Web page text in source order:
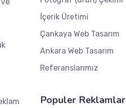
İçerik Üretimi
Çankaya Web Tasarım
Ankara Web Tasarım
Referanslarımız
Populer Reklamlar